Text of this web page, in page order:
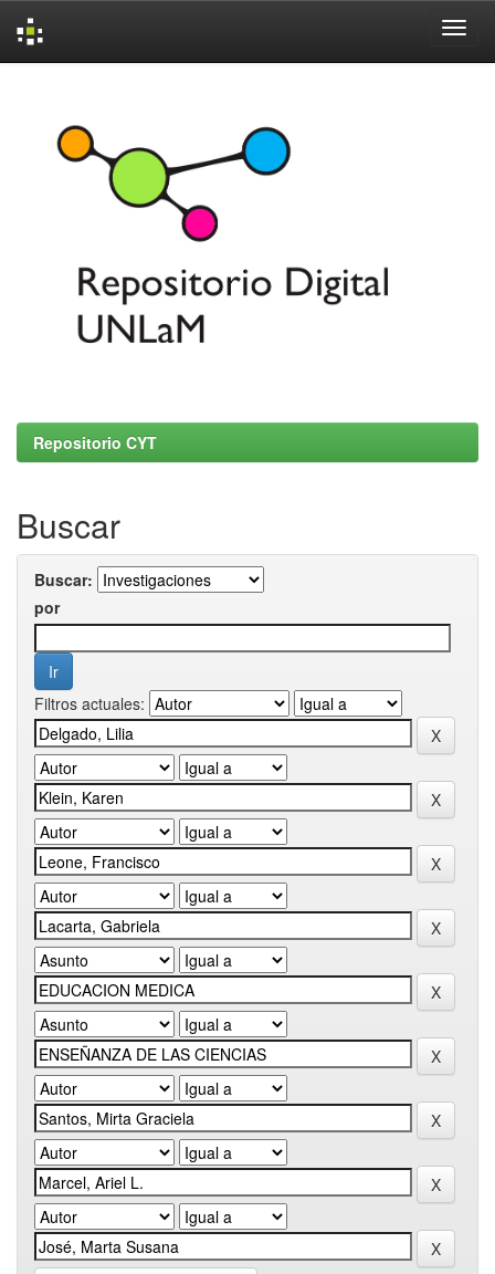
Repositorio CYT
Buscar
Buscar:
por
Filtros actuales: